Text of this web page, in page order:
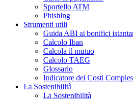
Sportello ATM
Phishing
Strumenti utili
Guida ABI ai bonifici
Calcolo Iban
Calcola il mutuo
Calcolo TAEG
Glossario
Indicatore dei Costi
La Sostenibilità
La Sostenibilità